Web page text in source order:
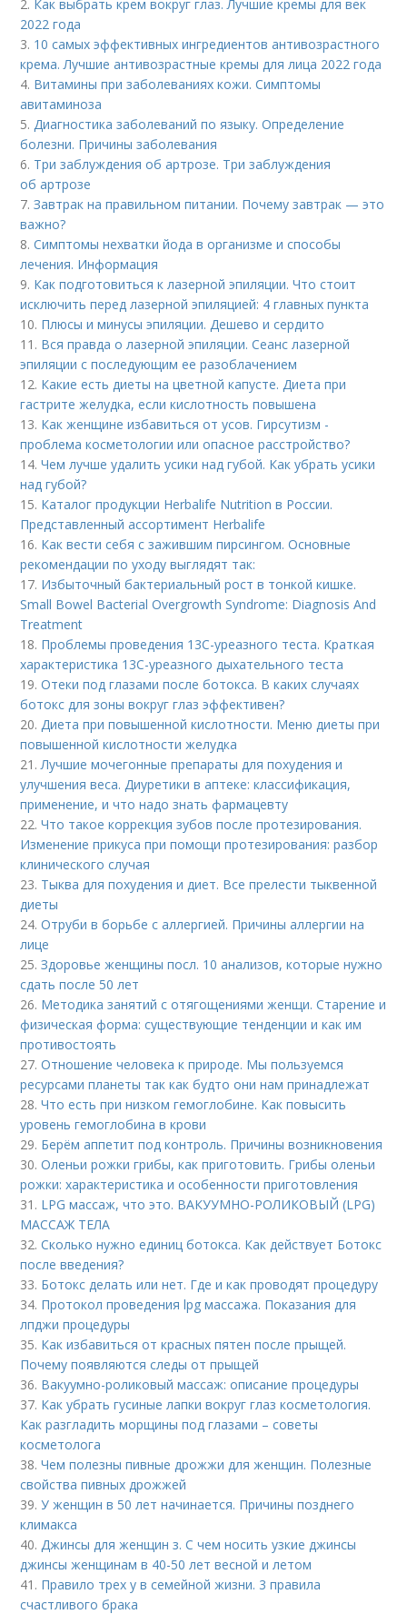
2. Как выбрать крем вокруг глаз. Лучшие кремы для век
2022 года
3. 10 самых эффективных ингредиентов антивозрастного
крема. Лучшие антивозрастные кремы для лица 2022 года
4. Витамины при заболеваниях кожи. Симптомы
авитаминоза
5.Диагностика заболеваний по языку. Определение
болезни. Причины заболевания
6. Три заблуждения об артрозе. Три заблуждения
об артрозе
7.Завтрак на правильном питании. Почему завтрак — это
важно?
8.Симптомы нехватки йода в организме и способы
лечения. Информация
9. Как подготовиться к лазерной эпиляции. Что стоит
исключить перед лазерной эпиляцией: 4 главных пункта
10. Плюсы и минусы эпиляции. Дешево и сердито
11. Вся правда о лазерной эпиляции. Сеанс лазерной
эпиляции с последующим ее разоблачением
12. Какие есть диеты на цветной капусте. Диета при
гастрите желудка, если кислотность повышена
13. Как женщине избавиться от усов. Гирсутизм -
проблема косметологии или опасное расстройство?
14.Чем лучше удалить усики над губой. Как убрать усики
над губой?
15. Каталог продукции Herbalife Nutrition в России.
Представленный ассортимент Herbalife
16. Как вести себя с зажившим пирсингом. Основные
рекомендации по уходу выглядят так:
17. Избыточный бактериальный рост в тонкой кишке.
Small Bowel Bacterial Overgrowth Syndrome: Diagnosis And
Treatment
18. Проблемы проведения 13С-уреазного теста. Краткая
характеристика 13С-уреазного дыхательного теста
19.Отеки под глазами после ботокса. В каких случаях
ботокс для зоны вокруг глаз эффективен?
20.Диета при повышенной кислотности. Меню диеты при
повышенной кислотности желудка
21.Лучшие мочегонные препараты для похудения и
улучшения веса. Диуретики в аптеке: классификация,
применение, и что надо знать фармацевту
22.Что такое коррекция зубов после протезирования.
Изменение прикуса при помощи протезирования: разбор
клинического случая
23. Тыква для похудения и диет. Все прелести тыквенной
диеты
24.Отруби в борьбе с аллергией. Причины аллергии на
лице
25.Здоровье женщины посл. 10 анализов, которые нужно
сдать после 50 лет
26. Методика занятий с отягощениями женщи. Старение и
физическая форма: существующие тенденции и как им
противостоять
27.Отношение человека к природе. Мы пользуемся
ресурсами планеты так как будто они нам принадлежат
28.Что есть при низком гемоглобине. Как повысить
уровень гемоглобина в крови
29. Берём аппетит под контроль. Причины возникновения
30.Оленьи рожки грибы, как приготовить. Грибы оленьи
рожки: характеристика и особенности приготовления
31. LPG массаж, что это. ВАКУУМНО-РОЛИКОВЫЙ (LPG)
МАССАЖ ТЕЛА
32.Сколько нужно единиц ботокса. Как действует Ботокс
после введения?
33. Ботокс делать или нет. Где и как проводят процедуру
34. Протокол проведения lpg массажа. Показания для
лпджи процедуры
35. Как избавиться от красных пятен после прыщей.
Почему появляются следы от прыщей
36. Вакуумно-роликовый массаж: описание процедуры
37. Как убрать гусиные лапки вокруг глаз косметология.
Как разгладить морщины под глазами – советы
косметолога
38.Чем полезны пивные дрожжи для женщин. Полезные
свойства пивных дрожжей
39.У женщин в 50 лет начинается. Причины позднего
климакса
40.Джинсы для женщин з. С чем носить узкие джинсы
джинсы женщинам в 40-50 лет весной и летом
41. Правило трех у в семейной жизни. 3 правила
счастливого брака